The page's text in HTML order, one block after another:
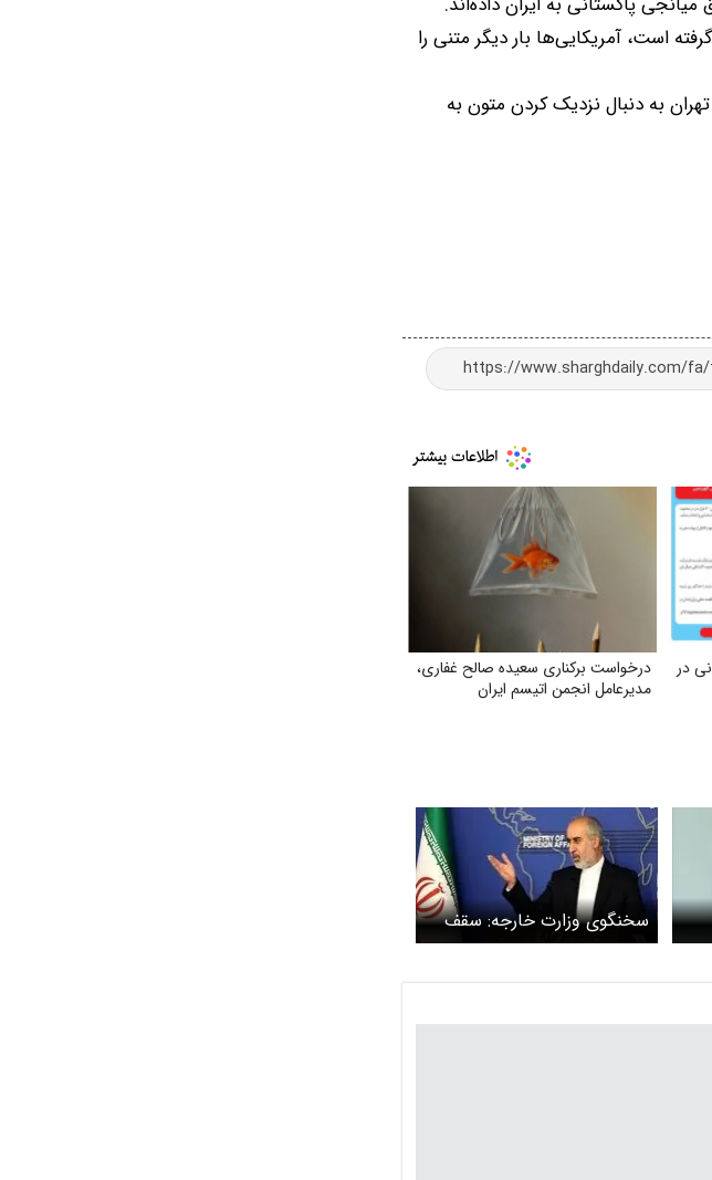
ایران که سه روز پیش صورت گرفته است، آمریکایی‌ها بار دیگر متنی را
به دنبال نزدیک کردن متون به
در
درخواست برکناری سعیده صالح غفاری،
مدیرعامل انجمن اتیسم ایران
سخنگوی وزارت خارجه: سقف
زمان اجرای توافق اخیر با